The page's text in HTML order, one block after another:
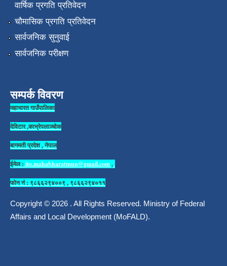
वार्षिक प्रगति प्रतिवेदन
चौमासिक प्रगति प्रतिवेदन
सार्वजनिक सुनुवाई
सार्वजनिक परीक्षण
सम्पर्क विवरण
महाभारत गाउँपालिका
देविटार ,काभ्रेपलाञ्चोक
बागमती प्रदेश , नेपाल
ईमेल : ito.mahabharatmun@gmail.com,
फोन नं : ९८६६२९४००९ , ९८६६२९४०११
Copyright © 2026 . All Rights Reserved. Ministry of Federal
Affairs and Local Development (MoFALD).